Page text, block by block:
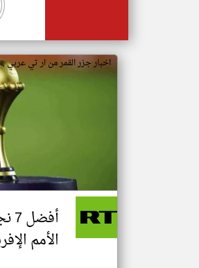
اخبار جزر القمر من ار تي عربي
الأمم